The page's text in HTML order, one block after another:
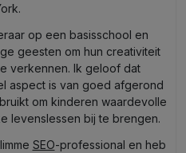
op een basisschool en
geesten om hun creativiteit
verkennen. Ik geloof dat
aspect is van goed afgerond
om kinderen waardevolle
levenslessen bij te brengen.
SEO-professional en heb